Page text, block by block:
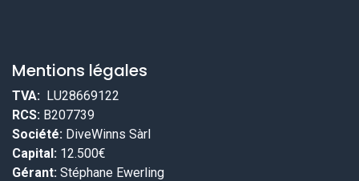
Mentions légales
TVA: LU28669122
RCS: B207739
Société: DiveWinns Sàrl
Capital: 12.500€
Gérant: Stéphane Ewerling